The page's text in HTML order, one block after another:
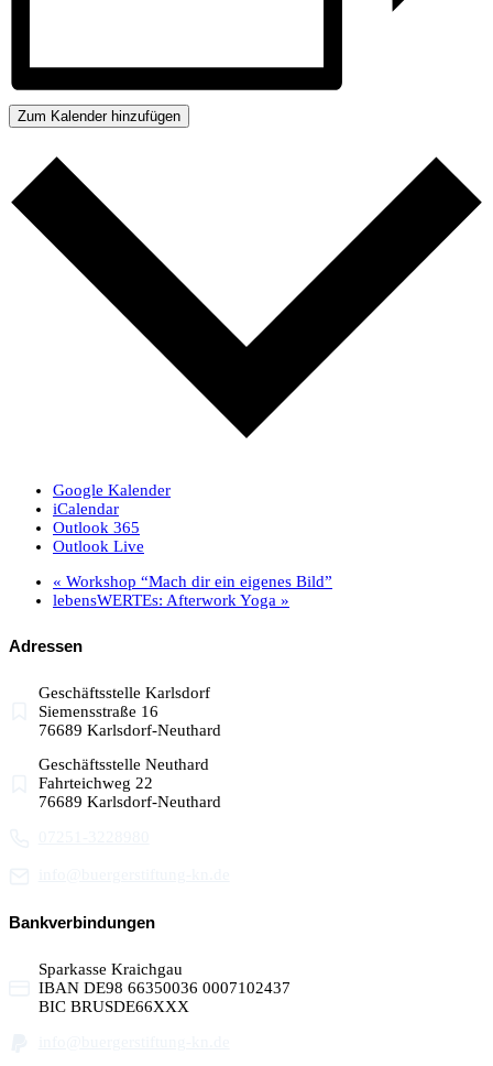
Zum Kalender hinzufügen
Google Kalender
iCalendar
Outlook 365
Outlook Live
« Workshop “Mach dir ein eigenes Bild”
lebensWERTEs: Afterwork Yoga »
Adressen
Geschäftsstelle Karlsdorf
Siemensstraße 16
76689 Karlsdorf-Neuthard
Geschäftsstelle Neuthard
Fahrteichweg 22
76689 Karlsdorf-Neuthard
Bankverbindungen
Sparkasse Kraichgau
IBAN DE98 66350036 0007102437
BIC BRUSDE66XXX